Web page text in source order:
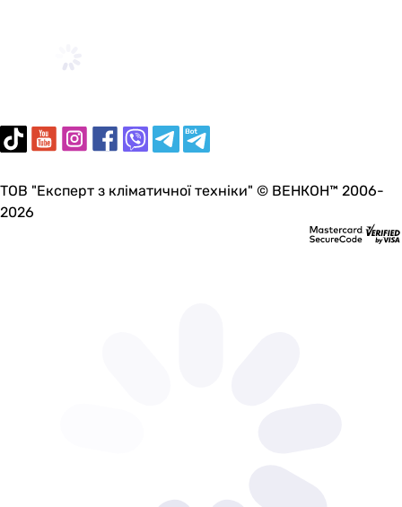
ТОВ "Експерт з кліматичної техніки" © ВЕНКОН™ 2006-
2026